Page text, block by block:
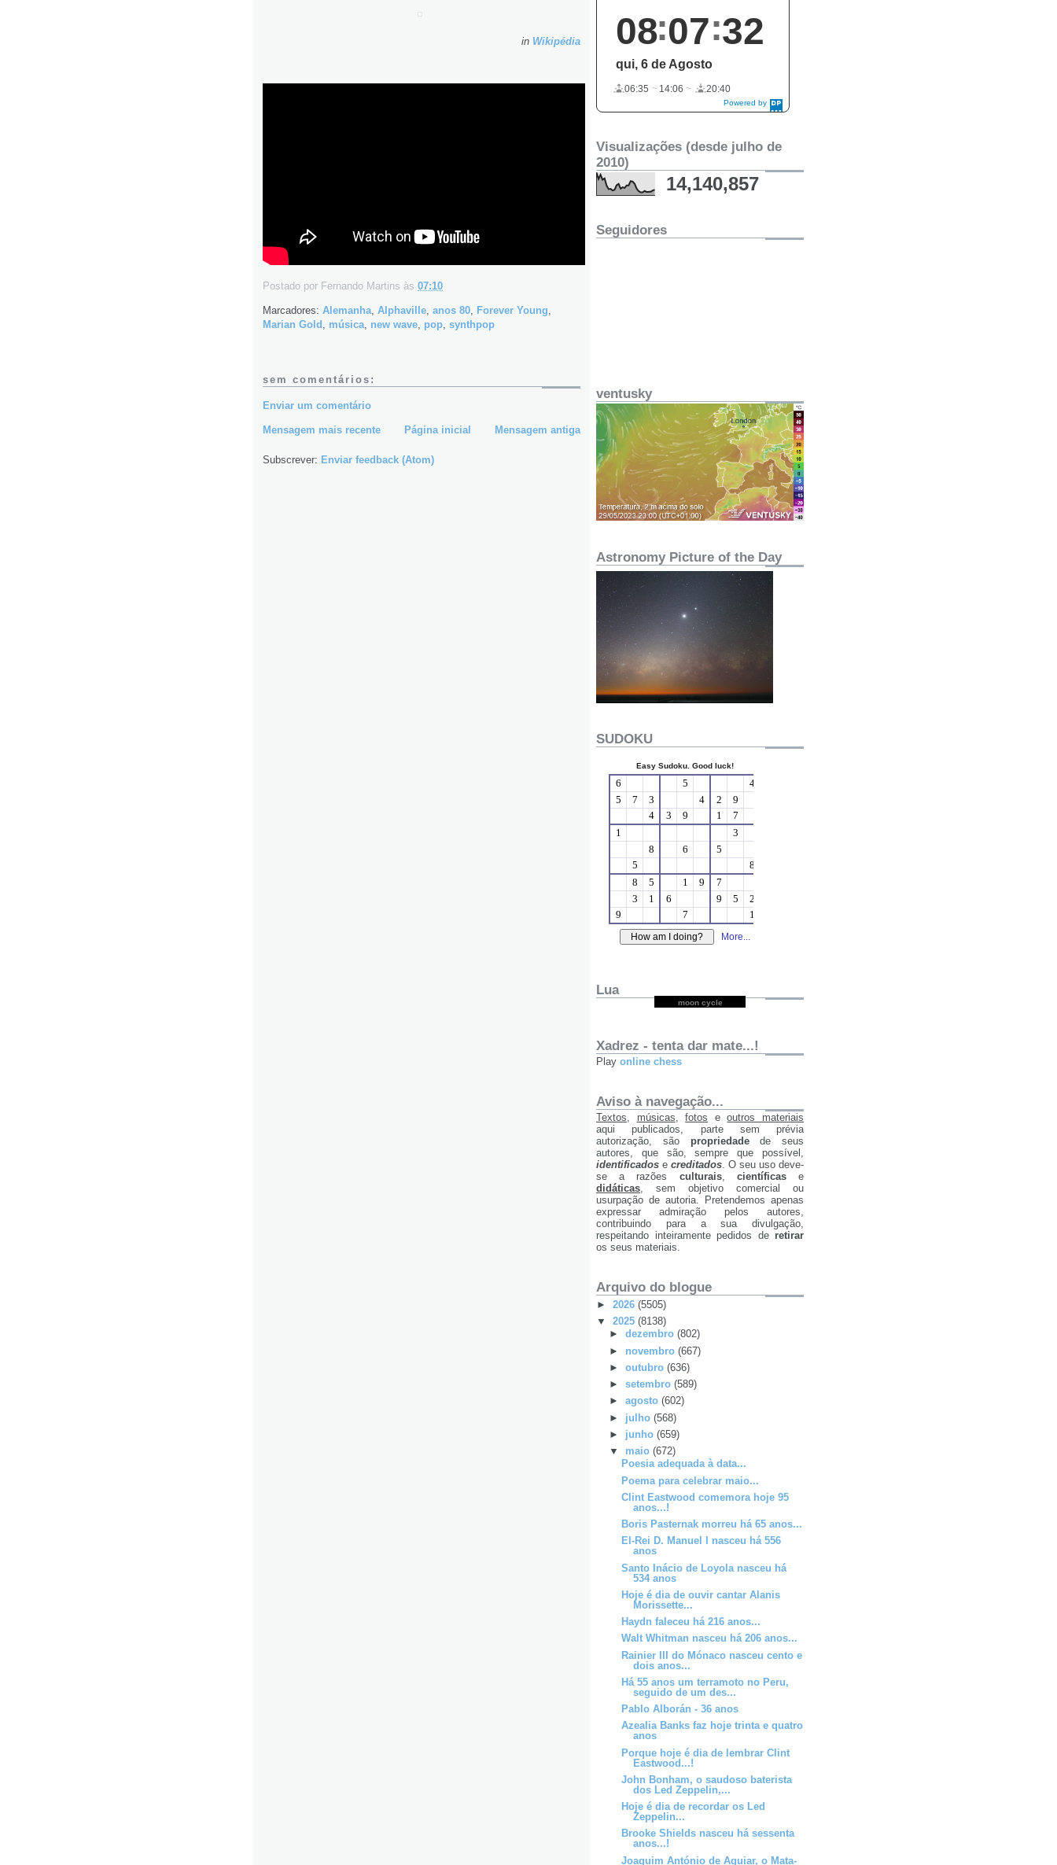
in Wikipédia
Postado por Fernando Martins às 07:10
Marcadores: Alemanha, Alphaville, anos 80, Forever Young,
Marian Gold , música, new wave, pop, synthpop
sem comentários:
Enviar um comentário
Mensagem mais recente Mensagem antiga
Página inicial
Subscrever: Enviar feedback (Atom)
Powered by
DaysPedia.c
08 07 33
qui, 6 de Agosto
06:35 14:06 20:40
Visualizações (desde julho de
2010)
14,140,857
Seguidores
ventusky
Astronomy Picture of the Day
SUDOKU
Lua
moon cycle
Xadrez - tenta dar mate...!
Play online chess
Aviso à navegação...
Textos músicas ,fotos eoutros materiais
aqui publicados, parte sem prévia
autorização, são propriedadede seus
autores, que são, sempre que possível,
identificados e creditados . O seu uso deve-
se a razões culturais, científicase
didáticas , sem objetivo comercial ou
usurpação de autoria. Pretendemos apenas
expressar admiração pelos autores,
contribuindo para a sua divulgação,
respeitando inteiramente pedidos de retirar
os seus materiais.
Arquivo do blogue
► 2026 (5505)
▼ 2025 (8138)
► dezembro (802)
► novembro (667)
► outubro (636)
► setembro (589)
► agosto (602)
► julho (568)
► junho (659)
▼ maio (672)
Poesia adequada à data...
Poema para celebrar maio...
Clint Eastwood comemora hoje 95
anos...!
Boris Pasternak morreu há 65 anos...
El-Rei D. Manuel I nasceu há 556
anos
Santo Inácio de Loyola nasceu há
534 anos
Hoje é dia de ouvir cantar Alanis
Morissette...
Haydn faleceu há 216 anos...
Walt Whitman nasceu há 206 anos...
Rainier III do Mónaco nasceu cento e
dois anos...
Há 55 anos um terramoto no Peru,
seguido de um des...
Pablo Alborán - 36 anos
Azealia Banks faz hoje trinta e quatro
anos
Porque hoje é dia de lembrar Clint
Eastwood...!
John Bonham, o saudoso baterista
dos Led Zeppelin,...
Hoje é dia de recordar os Led
Zeppelin...
Brooke Shields nasceu há sessenta
anos...!
Joaquim António de Aguiar, o Mata-